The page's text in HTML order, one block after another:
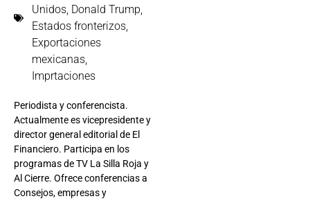
Unidos, Donald Trump,
Estados fronterizos,
Exportaciones
mexicanas,
Imprtaciones
Periodista y conferencista.
Actualmente es vicepresidente y
director general editorial de El
Financiero. Participa en los
programas de TV La Silla Roja y
Al Cierre. Ofrece conferencias a
Consejos, empresas y